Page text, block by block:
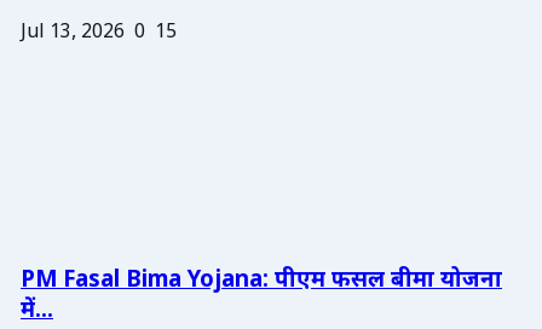
Jul 13, 2026 0 15
PM Fasal Bima Yojana: पीएम फसल बीमा योजना
में...